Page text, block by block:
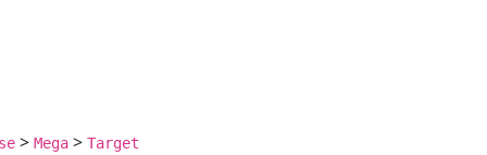
> Mega> Target